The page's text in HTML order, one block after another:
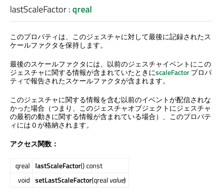
lastScaleFactor:qreal
このプロパティは、このジェスチャに対して最後に記録されたス
ケールファクタを保持します。
最後のスケールファクタには、以前のジェスチャイベントにこの
ジェスチャに関する情報が含まれていたときにscaleFactorプロパ
ティで報告されたスケールファクタが含まれます。
このジェスチャに関する情報を含む以前のイベントが配信されな
かった場合（つまり、このジェスチャオブジェクトにジェスチャ
の最初の動きに関する情報が含まれている場合）、このプロパテ
ィには 0 が格納されます。
アクセス関数：
qreal lastScaleFactor() const
void setLastScaleFactor(qreal value)